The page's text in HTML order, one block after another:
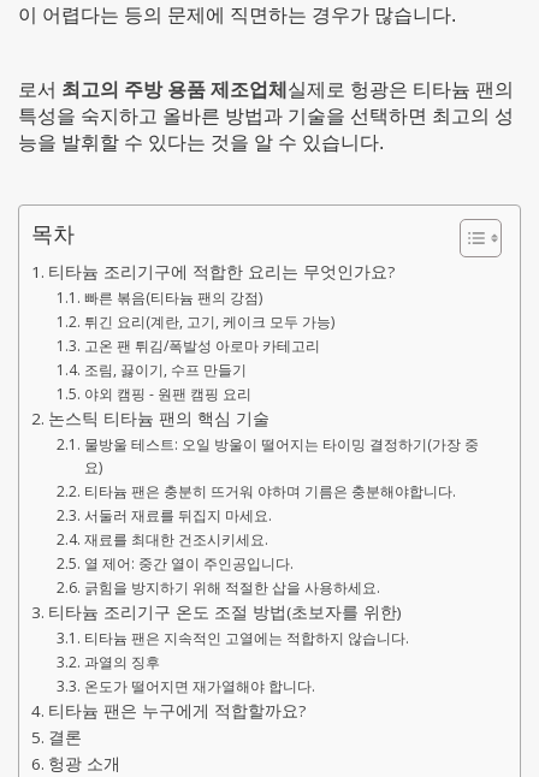
이 어렵다는 등의 문제에 직면하는 경우가 많습니다.
로서 최고의 주방 용품 제조업체 실제로 헝광은 티타늄 팬의
특성을 숙지하고 올바른 방법과 기술을 선택하면 최고의 성
능을 발휘할 수 있다는 것을 알 수 있습니다.
목차
티타늄 조리기구에 적합한 요리는 무엇인가요?
빠른 볶음(티타늄 팬의 강점)
튀긴 요리(계란, 고기, 케이크 모두 가능)
고온 팬 튀김/폭발성 아로마 카테고리
조림, 끓이기, 수프 만들기
야외 캠핑 - 원팬 캠핑 요리
논스틱 티타늄 팬의 핵심 기술
물방울 테스트: 오일 방울이 떨어지는 타이밍 결정하기(가장 중
요)
티타늄 팬은 충분히 뜨거워 야하며 기름은 충분해야합니다.
서둘러 재료를 뒤집지 마세요.
재료를 최대한 건조시키세요.
열 제어: 중간 열이 주인공입니다.
긁힘을 방지하기 위해 적절한 삽을 사용하세요.
티타늄 조리기구 온도 조절 방법(초보자를 위한)
티타늄 팬은 지속적인 고열에는 적합하지 않습니다.
과열의 징후
온도가 떨어지면 재가열해야 합니다.
티타늄 팬은 누구에게 적합할까요?
결론
헝광 소개